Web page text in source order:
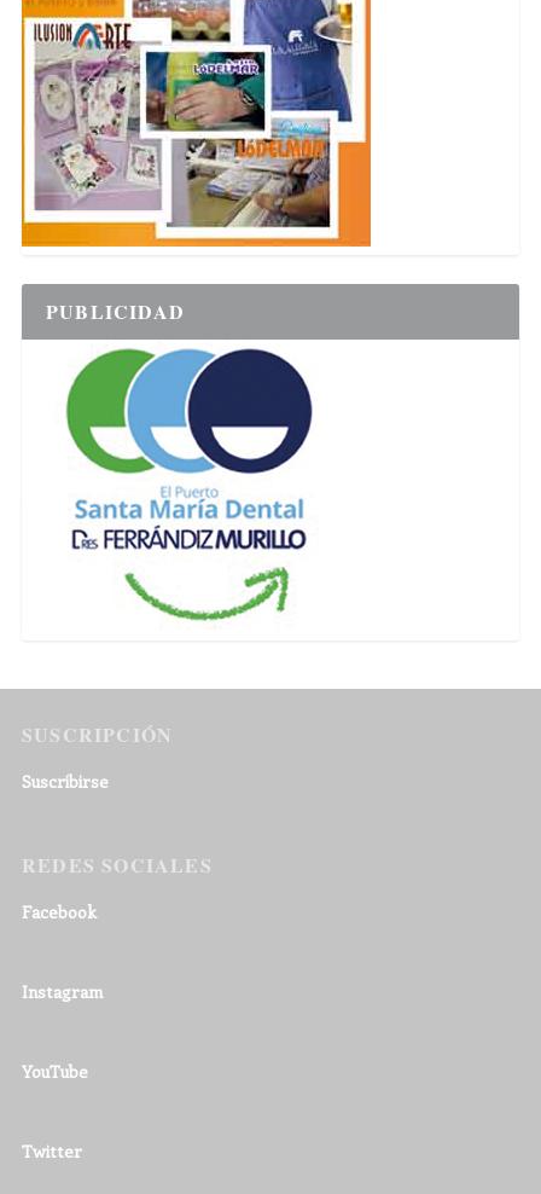
PUBLICIDAD
SUSCRIPCIÓN
Suscribirse
REDES SOCIALES
Facebook
Instagram
YouTube
Twitter